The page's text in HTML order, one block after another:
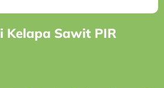
Kelapa Sawit PIR